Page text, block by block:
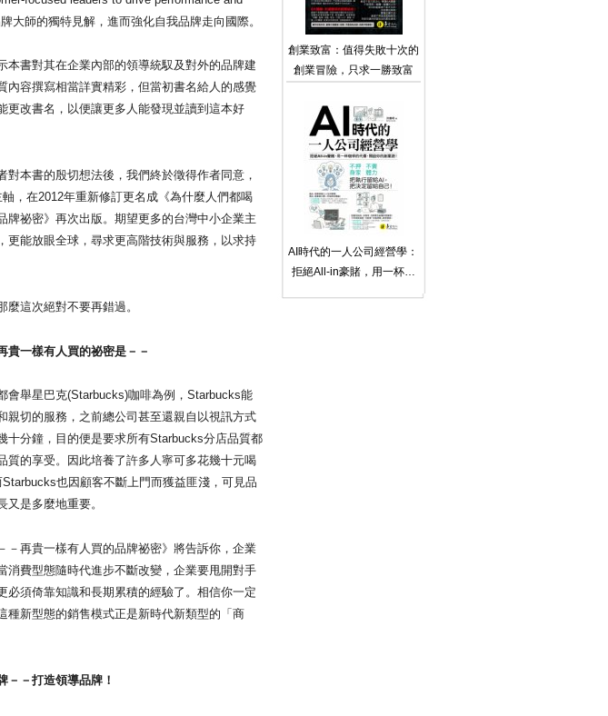
大師的獨特見解，進而強化自我品牌走向國際。
書對其在企業內部的領導統馭及對外的品牌建
內容撰寫相當詳實精彩，但當初書名給人的感覺
更改書名，以便讓更多人能發現並讀到這本好
本書的殷切想法後，我們終於徵得作者同意，
，在2012年重新修訂更名成《為什麼人們都喝
祕密》再次出版。期望更多的台灣中小企業主
更能放眼全球，尋求更高階技術與服務，以求持
這次絕對不要再錯過。
一樣有人買的祕密是－－
舉星巴克(Starbucks)咖啡為例，Starbucks能
親切的服務，之前總公司甚至還親自以視訊方式
十分鐘，目的便是要求所有Starbucks分店品質都
質的享受。因此培養了許多人寧可多花幾十元喝
也因顧客不斷上門而獲益匪淺，可見品
是多麼地重要。
再貴一樣有人買的品牌祕密》將告訴你，企業
消費型態隨時代進步不斷改變，企業要甩開對手
須倚靠知識和長期累積的經驗了。相信你一定
種新型態的銷售模式正是新時代新類型的「商
－打造領導品牌！
創業致富：值得失敗十次的
創業冒險，只求一勝致富
AI時代的一人公司經營學：
拒絕All-in豪賭，用一杯咖